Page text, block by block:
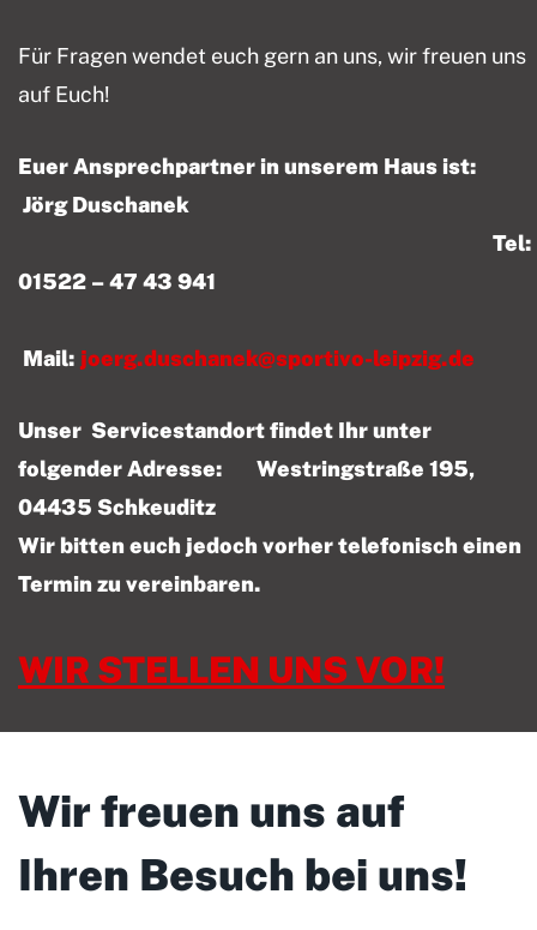
Für Fragen wendet euch gern an uns, wir freuen uns
auf Euch!
Euer Ansprechpartner in unserem Haus ist:
Jörg Duschanek
Tel:
01522 – 47 43 941
Mail: joerg.duschanek@sportivo-leipzig.de
Unser Servicestandort findet Ihr unter
folgender Adresse: Westringstraße 195,
04435 Schkeuditz
Wir bitten euch jedoch vorher telefonisch einen
Termin zu vereinbaren.
WIR STELLEN UNS VOR!
Wir freuen uns auf
Ihren Besuch bei uns!